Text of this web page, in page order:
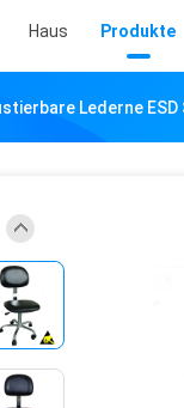
Haus Produkte
Lederne ESD